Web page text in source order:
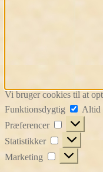
Vi bruger cookies til at
Funktionsdygtig
Altid
Præferencer
Statistikker Statistikker
Marketing Marketing